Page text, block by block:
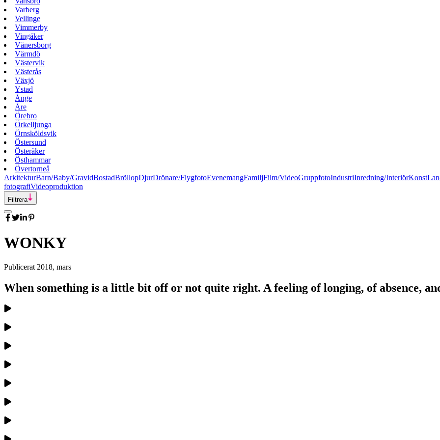
Varberg
Vellinge
Vimmerby
Vingåker
Vänersborg
Värmdö
Västervik
Västerås
Växjö
Ystad
Ånge
Åre
Örebro
Örkelljunga
Örnsköldsvik
Östersund
Österåker
Östhammar
Övertorneå
ArkitekturBarn/Baby/GravidBostadBröllopDjurDrönare/FlygfotoEvenemangFamiljFilm/VideoGruppfotoIndustriInredning/InteriörKonst
fotografiVideoproduktion
Filtrera
WONKY
Publicerat 2018, mars
When something is a little bit off or not quite right. A feeling of longing, of absence,